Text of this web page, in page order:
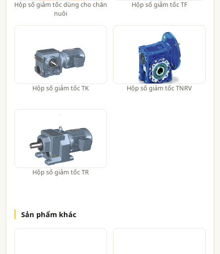
Hộp số giảm tốc dùng cho chăn
nuôi
Hộp số giảm tốc TF
Hộp số giảm tốc TK Hộp số giảm tốc TNRV
Hộp số giảm tốc TR
Sản phẩm khác